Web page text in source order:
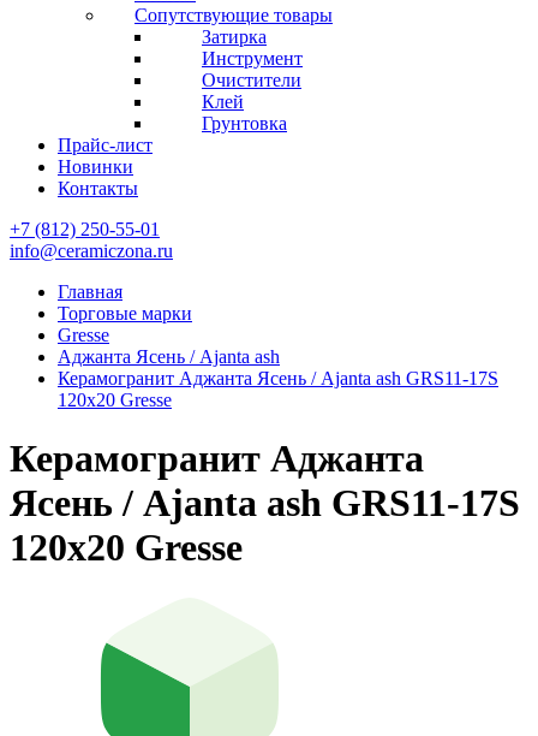
Сопутствующие товары
Затирка
Инструмент
Очистители
Клей
Грунтовка
Прайс-лист
Новинки
Контакты
+7 (812) 250-55-01
info@ceramiczona.ru
Главная
Торговые марки
Gresse
Аджанта Ясень / Ajanta ash
Керамогранит Аджанта Ясень / Ajanta ash GRS11-17S
120х20 Gresse
Керамогранит Аджанта
Ясень / Ajanta ash GRS11-17S
120х20 Gresse